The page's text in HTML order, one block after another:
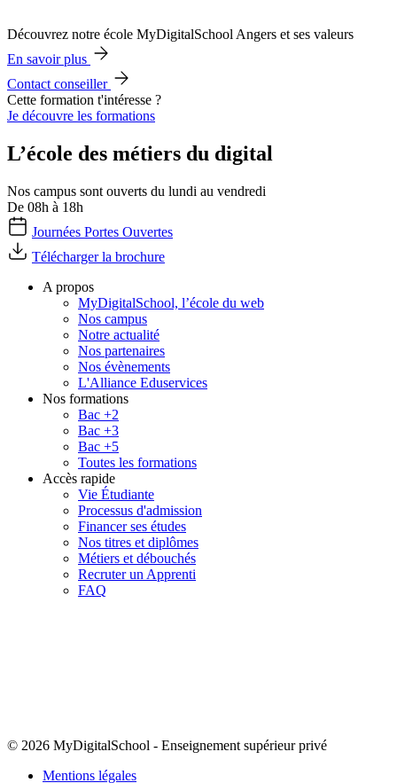
Découvrez notre école MyDigitalSchool Angers et ses valeurs
En savoir plus
Contact conseiller
Cette formation t'intéresse ?
Je découvre les formations
L’école des métiers du digital
Nos campus sont ouverts du lundi au vendredi
De 08h à 18h
Journées Portes Ouvertes
Télécharger la brochure
A propos
MyDigitalSchool, l’école du web
Nos campus
Notre actualité
Nos partenaires
Nos évènements
L'Alliance Eduservices
Nos formations
Bac +2
Bac +3
Bac +5
Toutes les formations
Accès rapide
Vie Étudiante
Processus d'admission
Financer ses études
Nos titres et diplômes
Métiers et débouchés
Recruter un Apprenti
FAQ
© 2026 MyDigitalSchool - Enseignement supérieur privé
Mentions légales